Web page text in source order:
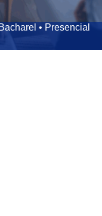
• Presencial